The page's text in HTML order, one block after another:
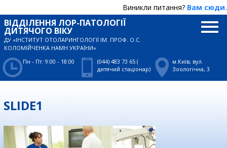
Виникли питання? Вам сюди.
ВІДДІЛЕННЯ ЛОР-ПАТОЛОГІЇ
ДИТЯЧОГО ВІКУ
ДУ «ІНСТИТУТ ОТОЛАРИНГОЛОГІЇ ІМ. ПРОФ. О.С.
КОЛОМІЙЧЕНКА НАМН УКРАЇНИ»
м.Київ, вул.
Зоологічна, 3
(044) 483 73 65 (
дитячий стаціонар)
Пн - Пт: 9:00 - 18:00
SLIDE1